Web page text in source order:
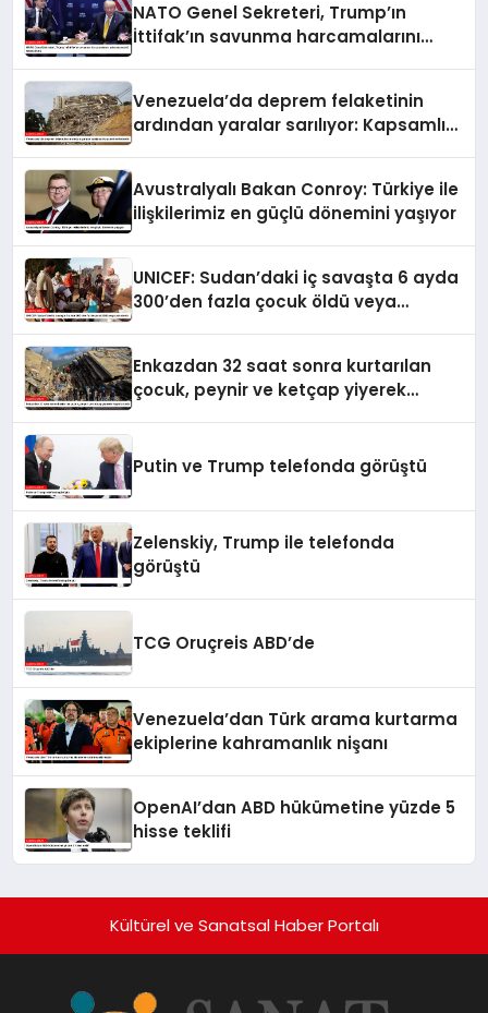
NATO Genel Sekreteri, Trump’ın
İttifak’ın savunma harcamalarını
Venezuela’da deprem felaketinin
ardından yaralar sarılıyor: Kapsamlı
Avustralyalı Bakan Conroy: Türkiye ile
ilişkilerimiz en güçlü dönemini yaşıyor
UNICEF: Sudan’daki iç savaşta 6 ayda
300’den fazla çocuk öldü veya
Enkazdan 32 saat sonra kurtarılan
çocuk, peynir ve ketçap yiyerek
Putin ve Trump telefonda görüştü
Zelenskiy, Trump ile telefonda
görüştü
TCG Oruçreis ABD’de
Venezuela’dan Türk arama kurtarma
ekiplerine kahramanlık nişanı
OpenAI’dan ABD hükümetine yüzde 5
hisse teklifi
Kültürel ve Sanatsal Haber Portalı